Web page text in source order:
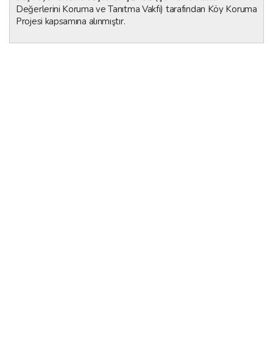
Değerlerini Koruma ve Tanıtma Vakfı) tarafından Köy Koruma
Projesi kapsamına alınmıştır.